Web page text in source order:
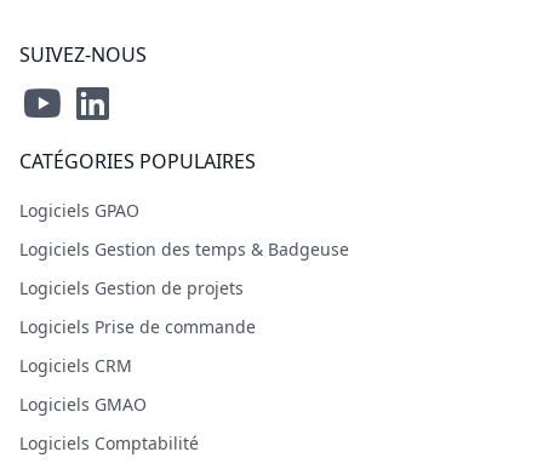
SUIVEZ-NOUS
CATÉGORIES POPULAIRES
Logiciels GPAO
Logiciels Gestion des temps & Badgeuse
Logiciels Gestion de projets
Logiciels Prise de commande
Logiciels CRM
Logiciels GMAO
Logiciels Comptabilité